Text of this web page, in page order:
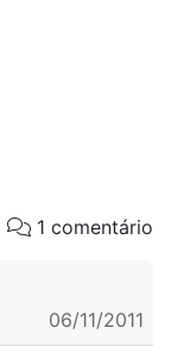
1 comentário
06/11/2011